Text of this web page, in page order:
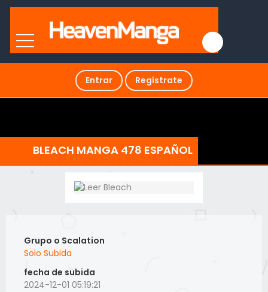
Entrar Regístrate
BLEACH MANGA 478 ESPAÑOL
Grupo o Scalation
Solo Subida
fecha de subida
2024-12-01 05:19:21